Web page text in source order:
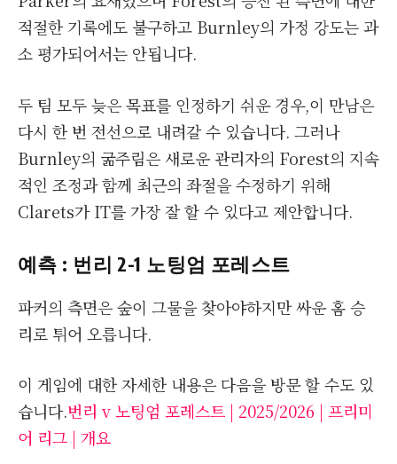
적절한 기록에도 불구하고 Burnley의 가정 강도는 과
소 평가되어서는 안됩니다.
두 팀 모두 늦은 목표를 인정하기 쉬운 경우,이 만남은
다시 한 번 전선으로 내려갈 수 있습니다. 그러나
Burnley의 굶주림은 새로운 관리자의 Forest의 지속
적인 조정과 함께 최근의 좌절을 수정하기 위해
Clarets가 IT를 가장 잘 할 수 있다고 제안합니다.
예측 : 번리 2-1 노팅엄 포레스트
파커의 측면은 숲이 그물을 찾아야하지만 싸운 홈 승
리로 튀어 오릅니다.
이 게임에 대한 자세한 내용은 다음을 방문 할 수도 있
습니다.번리 v 노팅엄 포레스트 | 2025/2026 | 프리미
어 리그 | 개요